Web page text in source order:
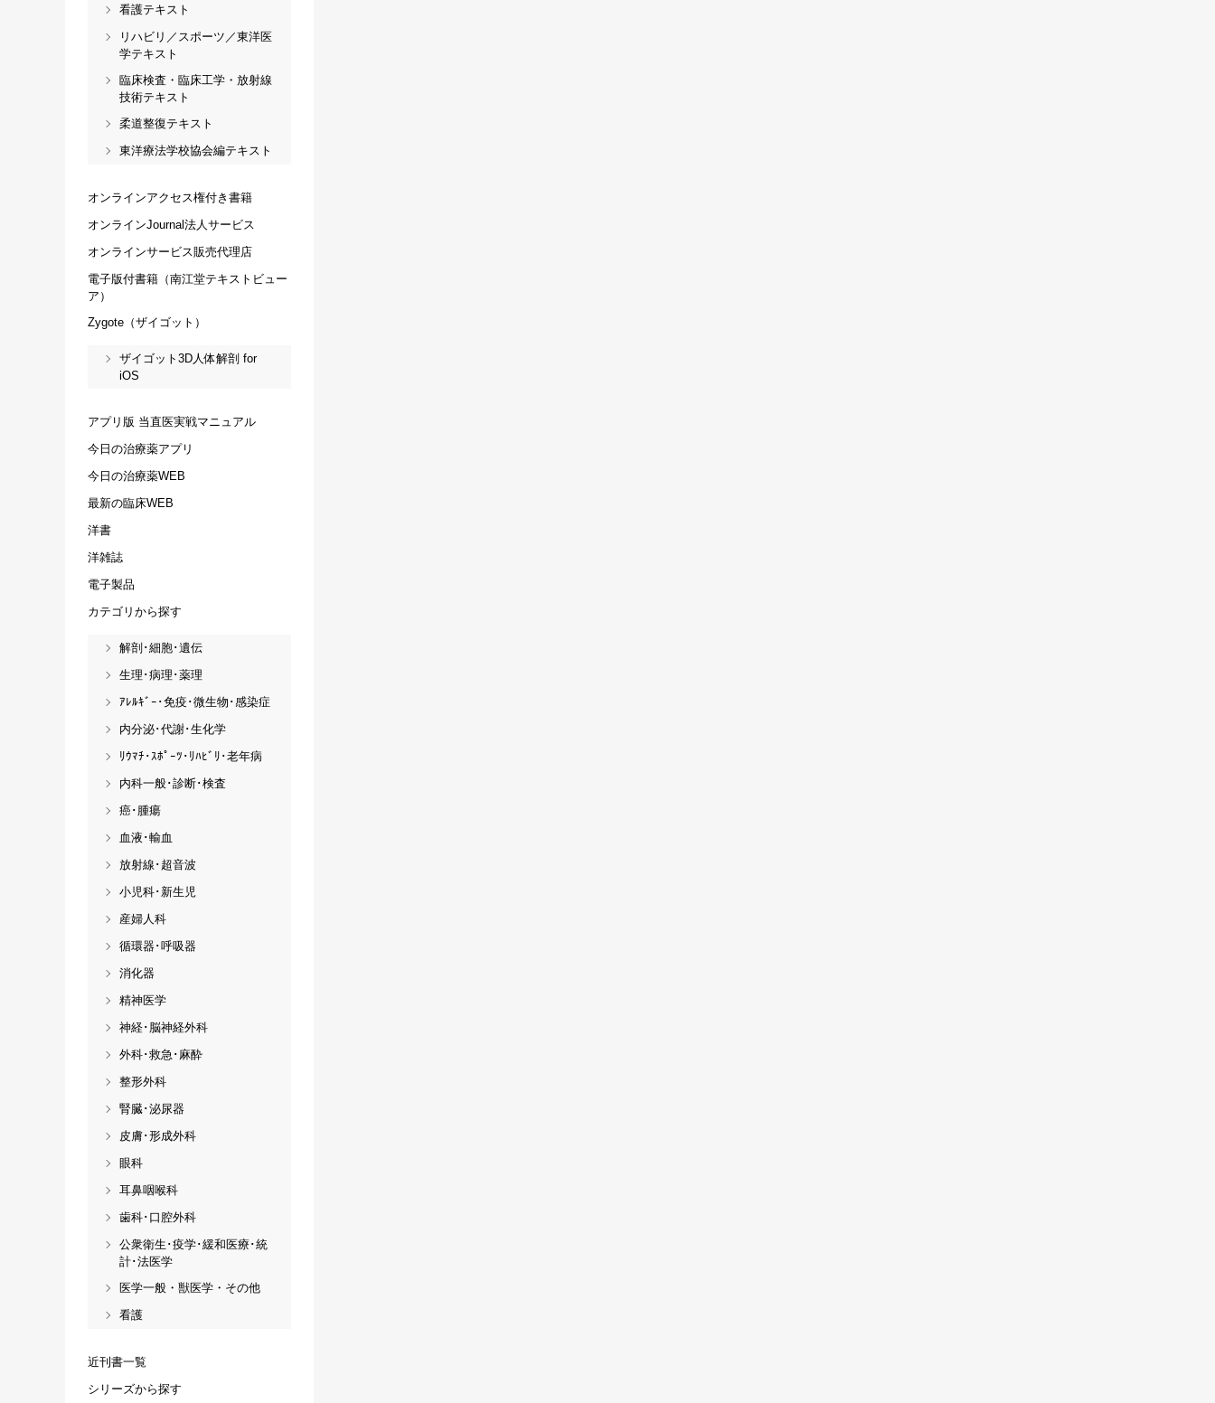
看護テキスト
リハビリ／スポーツ／東洋医
学テキスト
臨床検査・臨床工学・放射線
技術テキスト
柔道整復テキスト
東洋療法学校協会編テキスト
オンラインアクセス権付き書籍
オンラインJournal法人サービス
オンラインサービス販売代理店
電子版付書籍（南江堂テキストビュー
ア）
Zygote（ザイゴット）
ザイゴット3D人体解剖 for
iOS
アプリ版 当直医実戦マニュアル
今日の治療薬アプリ
今日の治療薬WEB
最新の臨床WEB
洋書
洋雑誌
電子製品
カテゴリから探す
解剖･細胞･遺伝
生理･病理･薬理
ｱﾚﾙｷﾞｰ･免疫･微生物･感染症
内分泌･代謝･生化学
ﾘｳﾏﾁ･ｽﾎﾟｰﾂ･ﾘﾊﾋﾞﾘ･老年病
内科一般･診断･検査
癌･腫瘍
血液･輸血
放射線･超音波
小児科･新生児
産婦人科
循環器･呼吸器
消化器
精神医学
神経･脳神経外科
外科･救急･麻酔
整形外科
腎臓･泌尿器
皮膚･形成外科
眼科
耳鼻咽喉科
歯科･口腔外科
公衆衛生･疫学･緩和医療･統
計･法医学
医学一般・獣医学・その他
看護
近刊書一覧
シリーズから探す